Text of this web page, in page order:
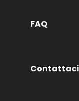
FAQ
Contattaci